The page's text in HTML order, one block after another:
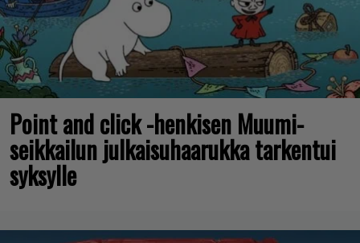
Point and click -henkisen Muumi-
seikkailun julkaisuhaarukka tarkentui
syksylle